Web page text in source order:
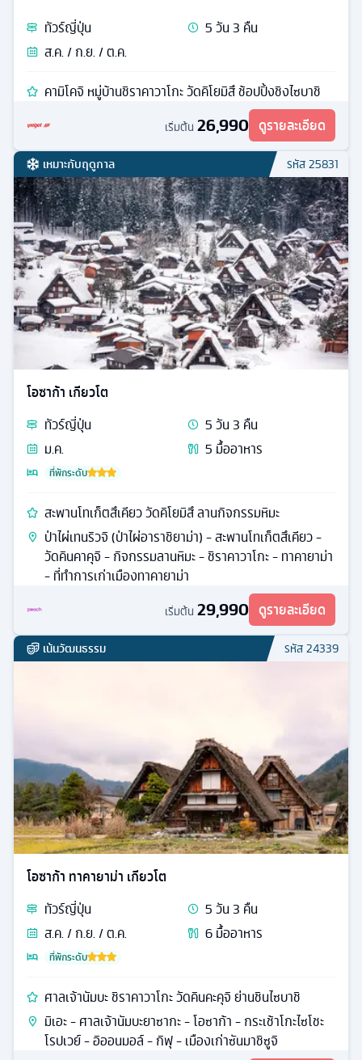
ทัวร์ญี่ปุ่น 5วัน3 คืน
ส.ค. / ก.ย. / ต.ค.
คามิโคจิ หมู่บ้านชิราคาวาโกะ วัดคิโยมิสึ ช้อปปิ้งชิงไซบาชิ
เริ่มต้น 26,990 ดูรายละเอียด
เหมาะกับฤดูกาล รหัส25831
โอซาก้า เกียวโต
ทัวร์ญี่ปุ่น 5วัน3 คืน
ม.ค.
5 มื้ออาหาร
ที่พักระดับ
สะพานโทเก็ตสึเคียว วัดคิโยมิสึ ลานกิจกรรมหิมะ
ป่าไผ่เทนริวจิ (ป่าไผ่อาราชิยาม่า) - สะพานโทเก็ตสึเคียว -
วัดคินคาคุจิ - กิจกรรมลานหิมะ - ชิราคาวาโกะ - ทาคายาม่า
- ที่ทำการเก่าเมืองทาคายาม่า
เริ่มต้น 29,990 ดูรายละเอียด
เน้นวัฒนธรรม รหัส24339
โอซาก้า ทาคายาม่า เกียวโต
ทัวร์ญี่ปุ่น 5วัน3 คืน
ส.ค. / ก.ย. / ต.ค.
6มื้ออาหาร
ที่พักระดับ
ศาลเจ้านัมบะ ชิราคาวาโกะ วัดคินคะคุจิ ย่านชินไซบาชิ
มิเอะ - ศาลเจ้านัมบะยาซากะ - โอซาก้า - กระเช้าโกะไซโชะ
โรปเวย์ - อิออนมอล์ - กิฟุ - เมืองเก่าซันมาชิซูจิ